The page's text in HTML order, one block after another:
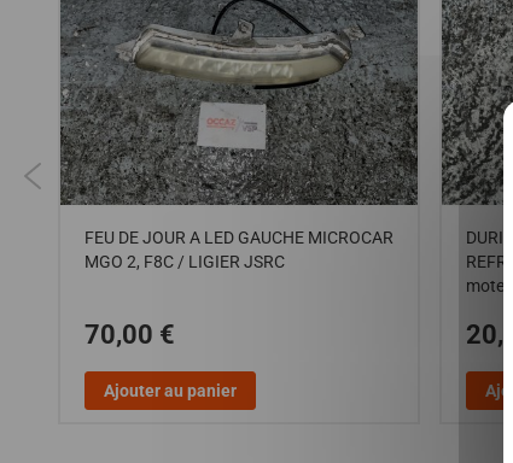
FEU DE JOUR A LED GAUCHE MICROCAR
MGO 2, F8C / LIGIER JSRC
70,00 €
Ajouter au panier